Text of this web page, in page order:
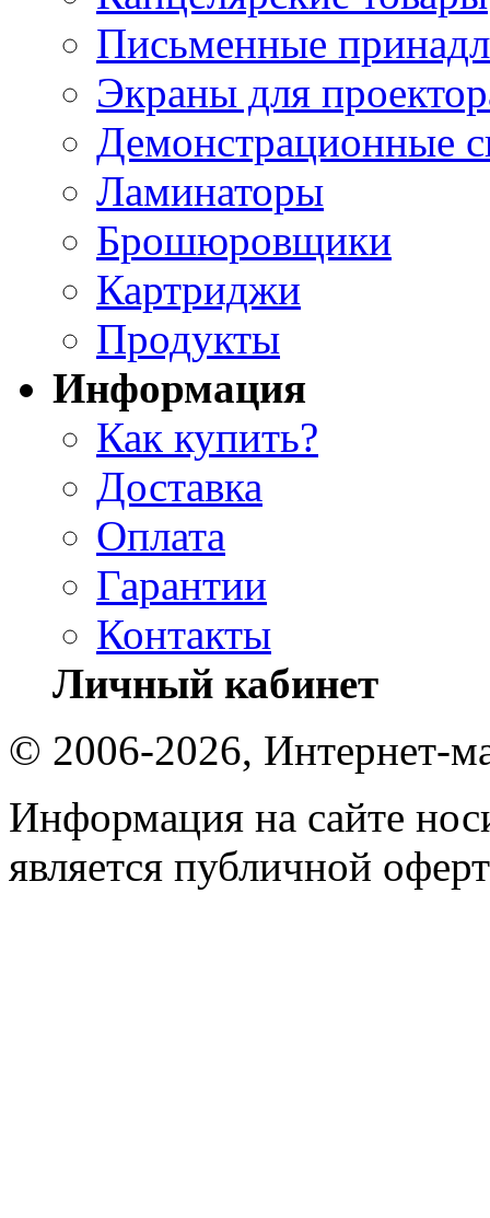
Письменные
Экраны для
Демонстрационные
Ламинаторы
Брошюровщики
Картриджи
Продукты
Информация
Как купить?
Доставка
Оплата
Гарантии
Контакты
Личный кабинет
© 2006-2026, Интернет-
Информация на сайте
является публичной